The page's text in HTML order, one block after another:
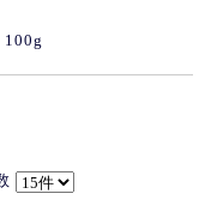
100g